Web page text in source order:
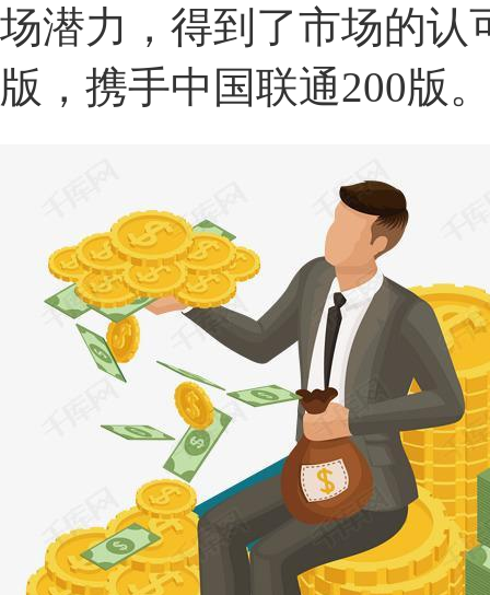
场潜力，得到了市场的认
版，携手中国联通200版